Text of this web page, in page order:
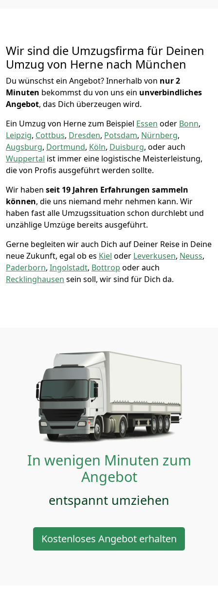
Wir sind die Umzugsfirma für Deinen
Umzug von Herne nach München
Du wünschst ein Angebot? Innerhalb von nur 2
Minuten bekommst du von uns ein unverbindliches
Angebot, das Dich überzeugen wird.
Ein Umzug von Herne zum Beispiel Essen oder Bonn,
Leipzig, Cottbus, Dresden, Potsdam, Nürnberg,
Augsburg, Dortmund, Köln, Duisburg, oder auch
Wuppertal ist immer eine logistische Meisterleistung,
die von Profis ausgeführt werden sollte.
Wir haben seit 19 Jahren Erfahrungen sammeln
können, die uns niemand mehr nehmen kann. Wir
haben fast alle Umzugssituation schon durchlebt und
unzählige Umzüge bereits ausgeführt.
Gerne begleiten wir auch Dich auf Deiner Reise in Deine
neue Zukunft, egal ob es Kiel oder Leverkusen, Neuss,
Paderborn, Ingolstadt, Bottrop oder auch
Recklinghausen sein soll, wir sind für Dich da.
In wenigen Minuten zum
Angebot
entspannt umziehen
Kostenloses Angebot erhalten